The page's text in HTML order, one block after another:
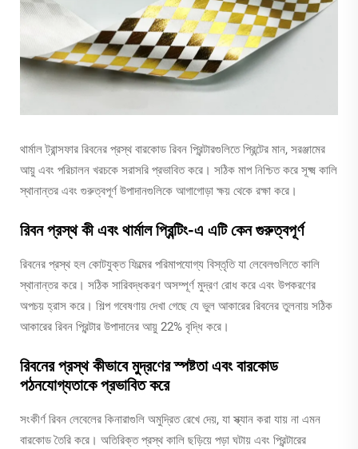
থার্মাল ট্রান্সফার রিবনের প্রস্থ বারকোড রিবন প্রিন্টারগুলিতে প্রিন্টের মান, সরঞ্জামের
আয়ু এবং পরিচালন খরচকে সরাসরি প্রভাবিত করে। সঠিক মাপ নিশ্চিত করে সূক্ষ্ম কালি
স্থানান্তর এবং গুরুত্বপূর্ণ উপাদানগুলিকে আগাগোড়া ক্ষয় থেকে রক্ষা করে।
রিবন প্রস্থ কী এবং থার্মাল প্রিন্টিং-এ এটি কেন গুরুত্বপূর্ণ
রিবনের প্রস্থ হল কোটযুক্ত ফিল্মের পরিমাপযোগ্য বিস্তৃতি যা লেবেলগুলিতে কালি
স্থানান্তর করে। সঠিক সারিবদ্ধকরণ অসম্পূর্ণ মুদ্রণ রোধ করে এবং উপকরণের
অপচয় হ্রাস করে। শিল্প গবেষণায় দেখা গেছে যে ভুল আকারের রিবনের তুলনায় সঠিক
আকারের রিবন প্রিন্টার উপাদানের আয়ু 22% বৃদ্ধি করে।
রিবনের প্রস্থ কীভাবে মুদ্রণের স্পষ্টতা এবং বারকোড
পঠনযোগ্যতাকে প্রভাবিত করে
সংকীর্ণ রিবন লেবেলের কিনারাগুলি অমুদ্রিত রেখে দেয়, যা স্ক্যান করা যায় না এমন
বারকোড তৈরি করে। অতিরিক্ত প্রস্থ কালি ছড়িয়ে পড়া ঘটায় এবং প্রিন্টারের